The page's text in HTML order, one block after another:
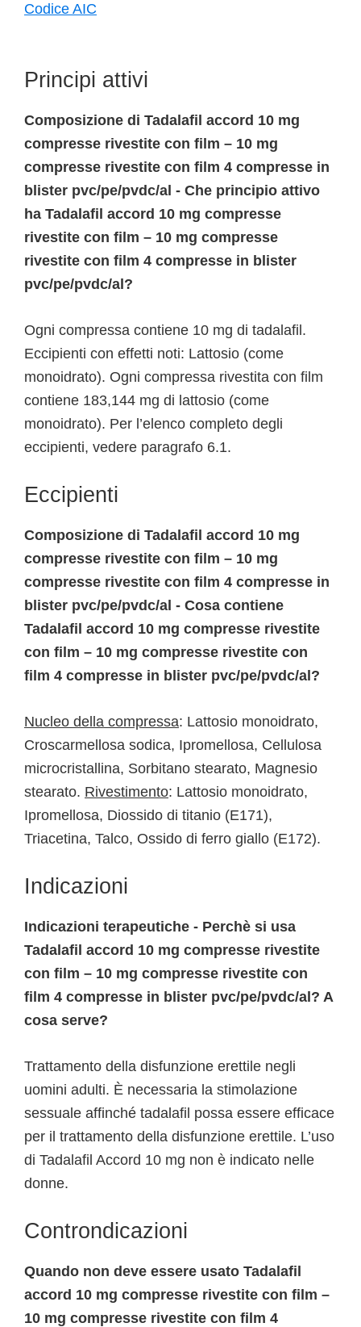
Codice AIC
Principi attivi
Composizione di Tadalafil accord 10 mg
compresse rivestite con film – 10 mg
compresse rivestite con film 4 compresse in
blister pvc/pe/pvdc/al - Che principio attivo
ha Tadalafil accord 10 mg compresse
rivestite con film – 10 mg compresse
rivestite con film 4 compresse in blister
pvc/pe/pvdc/al?
Ogni compressa contiene 10 mg di tadalafil.
Eccipienti con effetti noti: Lattosio (come
monoidrato). Ogni compressa rivestita con film
contiene 183,144 mg di lattosio (come
monoidrato). Per l’elenco completo degli
eccipienti, vedere paragrafo 6.1.
Eccipienti
Composizione di Tadalafil accord 10 mg
compresse rivestite con film – 10 mg
compresse rivestite con film 4 compresse in
blister pvc/pe/pvdc/al - Cosa contiene
Tadalafil accord 10 mg compresse rivestite
con film – 10 mg compresse rivestite con
film 4 compresse in blister pvc/pe/pvdc/al?
Nucleo della compressa: Lattosio monoidrato,
Croscarmellosa sodica, Ipromellosa, Cellulosa
microcristallina, Sorbitano stearato, Magnesio
stearato. Rivestimento: Lattosio monoidrato,
Ipromellosa, Diossido di titanio (E171),
Triacetina, Talco, Ossido di ferro giallo (E172).
Indicazioni
Indicazioni terapeutiche - Perchè si usa
Tadalafil accord 10 mg compresse rivestite
con film – 10 mg compresse rivestite con
film 4 compresse in blister pvc/pe/pvdc/al? A
cosa serve?
Trattamento della disfunzione erettile negli
uomini adulti. È necessaria la stimolazione
sessuale affinché tadalafil possa essere efficace
per il trattamento della disfunzione erettile. L’uso
di Tadalafil Accord 10 mg non è indicato nelle
donne.
Controndicazioni
Quando non deve essere usato Tadalafil
accord 10 mg compresse rivestite con film –
10 mg compresse rivestite con film 4